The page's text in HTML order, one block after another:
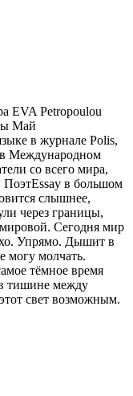
EVA Petropoulou
Май
в журнале Polis,
Международном
со всего мира,
ПоэтEssay в большом
слышнее,
через границы,
Сегодня мир
Упрямо. Дышит в
могу молчать.
тёмное время
тишине между
свет возможным.